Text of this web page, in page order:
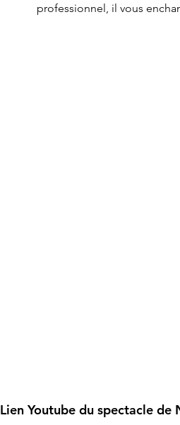
professionnel, il vous
Lien Youtube du spectacle de